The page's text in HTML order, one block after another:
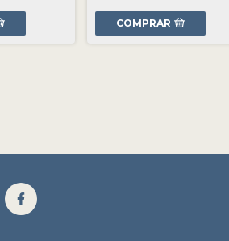
COMPRAR